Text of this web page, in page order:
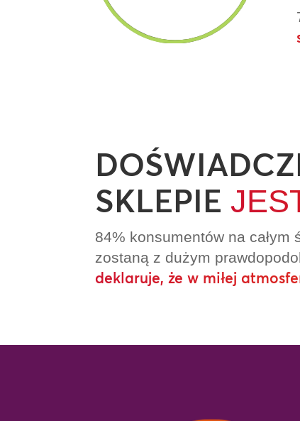
SKLEPIE
84% konsumentów na
zostaną z dużym
deklaruje, że w miłej